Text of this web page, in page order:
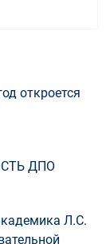
откроется
ДПО
Л.С.